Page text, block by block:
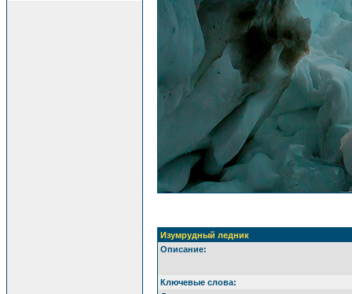
Изумрудный ледник
Описание:
Ключевые слова: